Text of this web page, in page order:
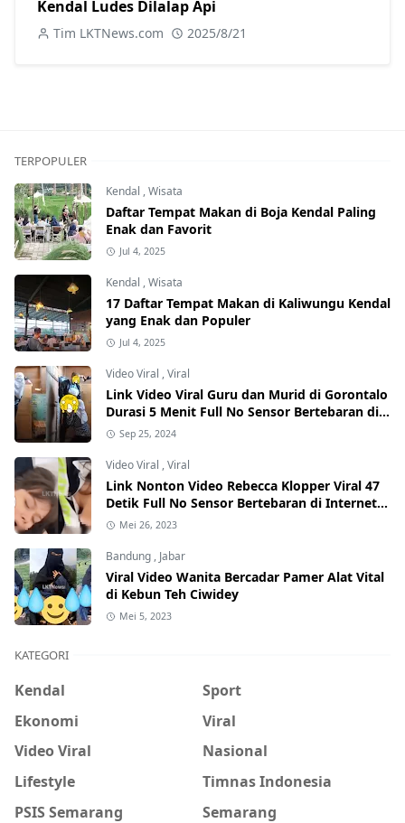
Kendal Ludes Dilalap Api
Tim LKTNews.com 2025/8/21
TERPOPULER
Kendal ,Wisata
Daftar Tempat Makan di Boja Kendal Paling
Enak dan Favorit
Jul 4, 2025
Kendal ,Wisata
17 Daftar Tempat Makan di Kaliwungu Kendal
yang Enak dan Populer
Jul 4, 2025
Video Viral ,Viral
Link Video Viral Guru dan Murid di Gorontalo
Durasi 5 Menit Full No Sensor Bertebaran di
Internet, Hati-Hati Phising!
Sep 25, 2024
Video Viral ,Viral
Link Nonton Video Rebecca Klopper Viral 47
Detik Full No Sensor Bertebaran di Internet,
Hati-Hati Phising!
Mei 26, 2023
Bandung , Jabar
Viral Video Wanita Bercadar Pamer Alat Vital
di Kebun Teh Ciwidey
Mei 5, 2023
KATEGORI
Kendal
Sport
Ekonomi
Viral
Video Viral
Nasional
Lifestyle
Timnas Indonesia
PSIS Semarang
Semarang